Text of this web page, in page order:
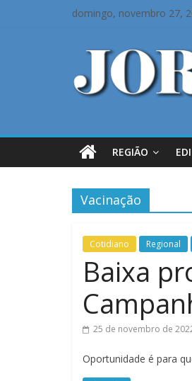
domingo, novembro 27,
REGIÃO
Vacinação
Cotidiano Regional
Baixa
25 de novembro de
Oportunidade é para